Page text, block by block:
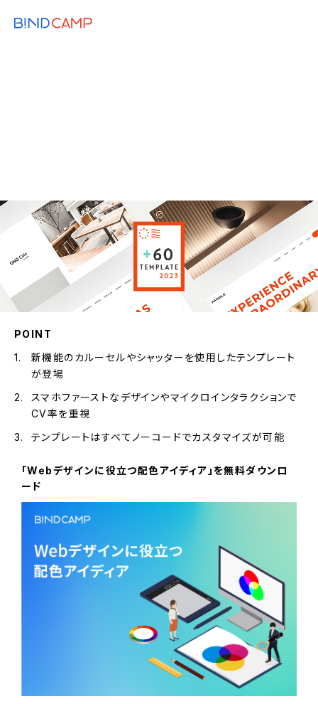
POINT
新機能のカルーセルやシャッターを使用したテンプレート
が登場
スマホファーストなデザインやマイクロインタラクションで
CV率を重視
テンプレートはすべてノーコードでカスタマイズが可能
「Webデザインに役立つ配色アイディア」を無料ダウンロ
ード